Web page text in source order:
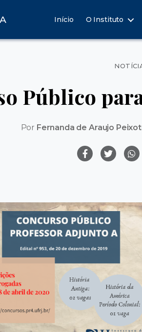
Início O Instituto
Público
Por Fernanda de Araujo